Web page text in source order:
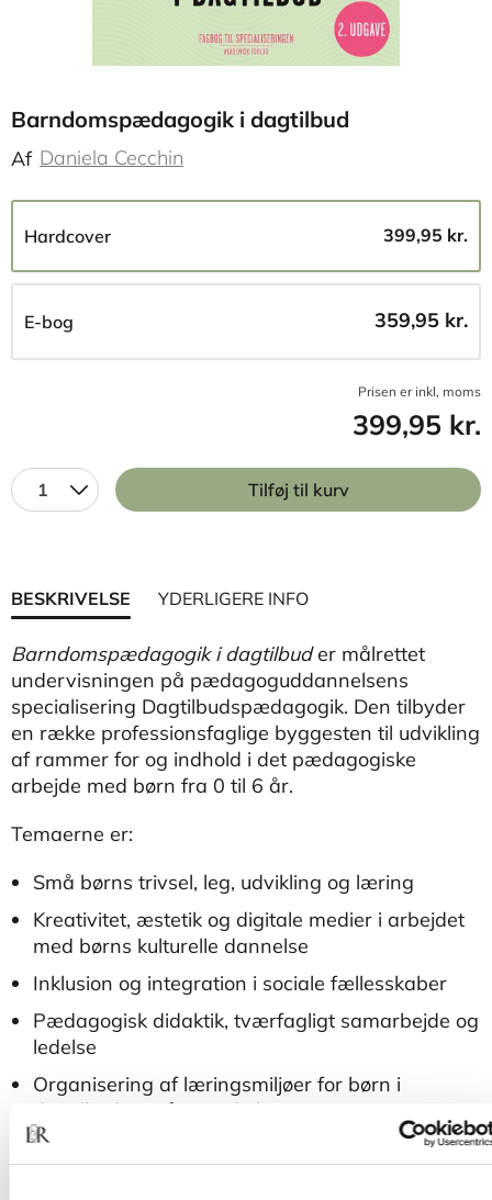
Barndomspædagogik i dagtilbud
Af Daniela Cecchin
Hardcover 399,95 kr.
E-bog 359,95 kr.
Prisen er inkl, moms
399,95 kr.
1 Tilføj til kurv
BESKRIVELSE YDERLIGERE INFO
Barndomspædagogik i dagtilbuder målrettet
undervisningen på pædagoguddannelsens
specialisering Dagtilbudspædagogik. Den tilbyder
en række professionsfaglige byggesten til udvikling
af rammer for og indhold i det pædagogiske
arbejde med børn fra 0 til 6 år.
Temaerne er:
Små børns trivsel, leg, udvikling og læring
Kreativitet, æstetik og digitale medier i arbejdet
med børns kulturelle dannelse
Inklusion og integration i sociale fællesskaber
Pædagogisk didaktik, tværfagligt samarbejde og
ledelse
Organisering af læringsmiljøer for børn i
dagtilbud og på vej i skole
Pædagogisk bæredygtighed.